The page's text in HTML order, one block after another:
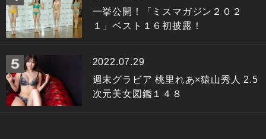
一挙公開！「ミスマガジン２０２
１」ベスト１６初披露！
2022.07.29
週末グラビア 桃里れあ×猿山秀人 2.5
次元美女図鑑１４８